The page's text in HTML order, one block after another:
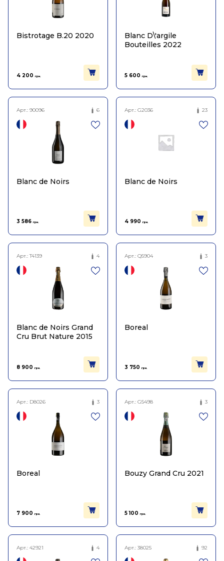
Bistrotage B.20 2020
4 200 грн.
Blanc D\'argile
Bouteilles 2022
5 600 грн.
Арт.: 90096 6
Blanc de Noirs
3 586 грн.
Арт.: G2036 23
Blanc de Noirs
4 990 грн.
Арт.:T4139 4
Blanc de Noirs Grand
Cru Brut Nature 2015
8 900 грн.
Арт.: Q5904 3
Boreal
3 750 грн.
Арт.: D8026 3
Boreal
7 900 грн.
Арт.: G5498 3
Bouzy Grand Cru 2021
5 100 грн.
Арт.: 42921 4 Арт.: 38025 92